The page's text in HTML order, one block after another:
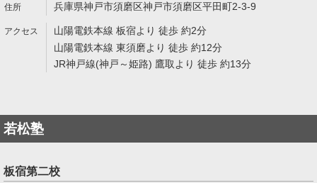
兵庫県神戸市須磨区神戸市須磨区平田町2-3-9
山陽電鉄本線 板宿より 徒歩 約2分
山陽電鉄本線 東須磨より 徒歩 約12分
JR神戸線(神戸～姫路) 鷹取より 徒歩 約13分
若松塾
板宿第二校